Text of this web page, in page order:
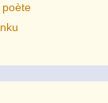
poète